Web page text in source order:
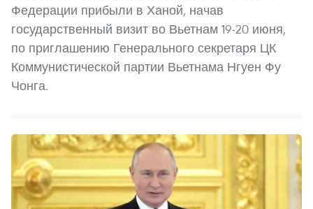
Федерации прибыли в Ханой, начав
государственный визит во Вьетнам 19-20 июня,
по приглашению Генерального секретаря ЦК
Коммунистической партии Вьетнама Нгуен Фу
Чонга.